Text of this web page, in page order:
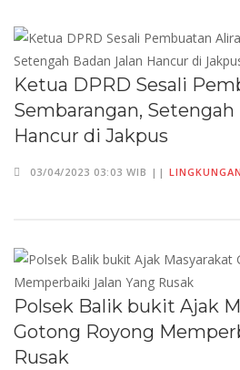
Ketua DPRD Sesali
Sembarangan, Setengah
Hancur di Jakpus
03/04/2023 03:03 WIB || LINGKUNGAN
Polsek Balik bukit Ajak
Gotong Royong
Rusak